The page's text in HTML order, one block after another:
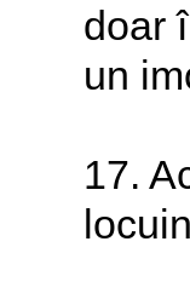
doar
un
17.